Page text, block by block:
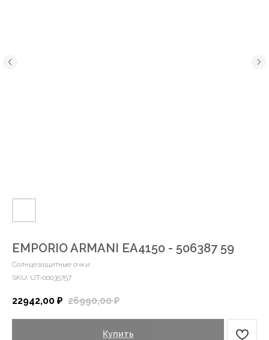
EMPORIO ARMANI EA4150 - 506387 59
Солнцезащитные очки
SKU: UT-00035757
22942,00 ₽ 26990,00 ₽
Купить